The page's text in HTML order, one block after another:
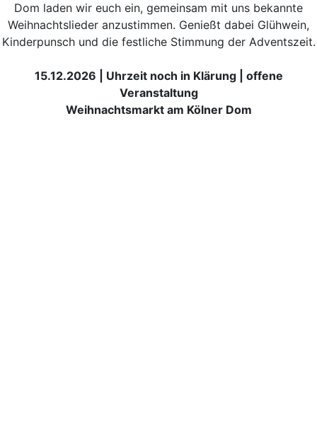
Dom laden wir euch ein, gemeinsam mit uns bekannte
Weihnachtslieder anzustimmen. Genießt dabei Glühwein,
Kinderpunsch und die festliche Stimmung der Adventszeit.
15.12.2026 | Uhrzeit noch in Klärung | offene
Veranstaltung
Weihnachtsmarkt am Kölner Dom